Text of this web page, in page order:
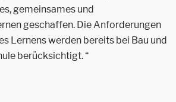
gemeinsames und
geschaffen. Die Anforderungen
Lernens werden bereits bei Bau und
berücksichtigt. “